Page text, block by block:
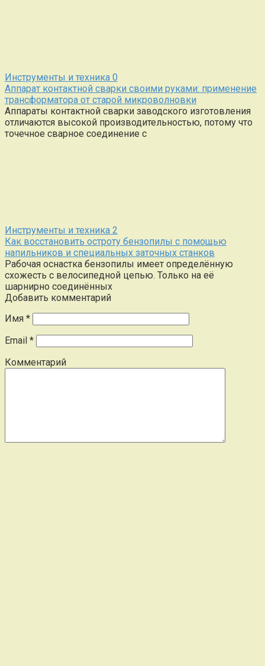
Инструменты и техника 0
Аппарат контактной сварки своими руками: применение
трансформатора от старой микроволновки
Аппараты контактной сварки заводского изготовления
отличаются высокой производительностью, потому что
точечное сварное соединение с
Инструменты и техника 2
Как восстановить остроту бензопилы с помощью
напильников и специальных заточных станков
Рабочая оснастка бензопилы имеет определённую
схожесть с велосипедной цепью. Только на её
шарнирно соединённых
Добавить комментарий
Имя *
Email *
Комментарий